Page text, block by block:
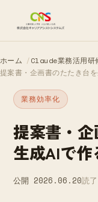
ホーム Claude業務活用研
提案書・企画書のたたき台
業務効率化
提案書・企
生成AIで
公開 2026.06.20読